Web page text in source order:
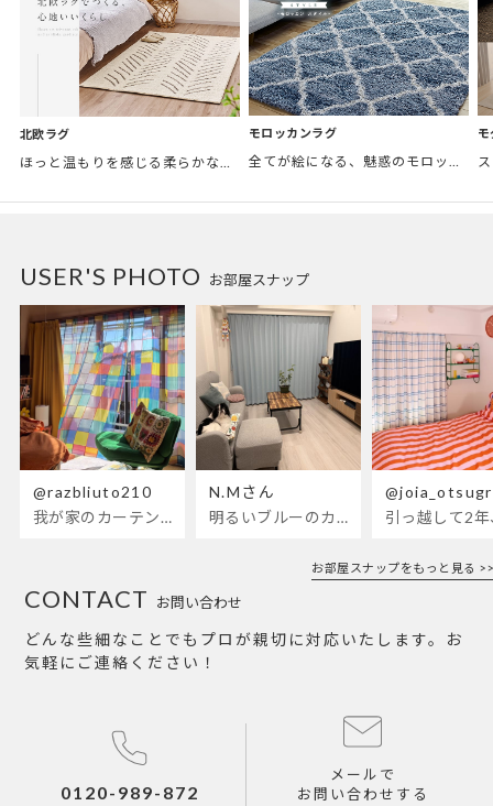
北欧ラグ モロッカンラグ
全てが絵になる、魅惑のモロッカンスタイル。トレンド感あふれるおしゃれな空間づくりに。
お部屋スナップ
USER'S PHOTO
@razbliuto210
我が家のカーテンが新しくなりました🌼早起きが超絶苦手な私が、思わず朝カーテンを開けて光合成するようになったステンドグラスカーテン…！
N.Mさん
明るいブルーのカーテンで、部屋全体が明るく。白を基調とした部屋にぴったりです。
お部屋スナップをもっと見る >>
お問い合わせ
CONTACT
どんな些細なことでもプロが親切に対応いたします。お
気軽にご連絡ください！
0120-989-872
メールで
お問い合わせする